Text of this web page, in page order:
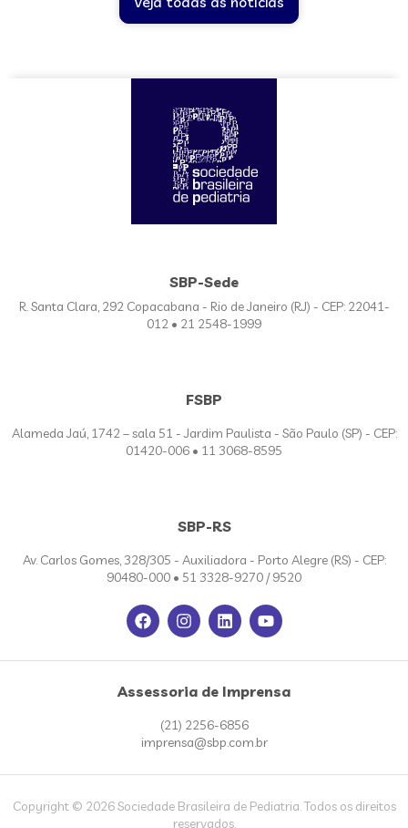
SBP-Sede
R. Santa Clara, 292 Copacabana - Rio de Janeiro (RJ) - CEP: 22041-
012 • 21 2548-1999
FSBP
Alameda Jaú, 1742 – sala 51 - Jardim Paulista - São Paulo (SP) - CEP:
01420-006 • 11 3068-8595
SBP-RS
Av. Carlos Gomes, 328/305 - Auxiliadora - Porto Alegre (RS) - CEP:
90480-000 • 51 3328-9270 / 9520
Assessoria de Imprensa
(21) 2256-6856
imprensa@sbp.com.br
Copyright © 2026 Sociedade Brasileira de Pediatria. Todos os direitos
reservados.